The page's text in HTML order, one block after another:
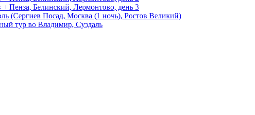
Пенза, Белинский, Лермонтово, день 3
(Сергиев Посад, Москва (1 ночь), Ростов Великий)
тур во Владимир, Суздаль